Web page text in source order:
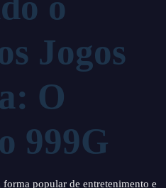
Jogos
O
999G
popular de entretenimento e